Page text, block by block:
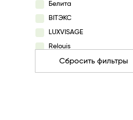
Белита
BITЭКС
LUXVISAGE
Relouis
LILO
BelorDesign
Сбросить фильтры